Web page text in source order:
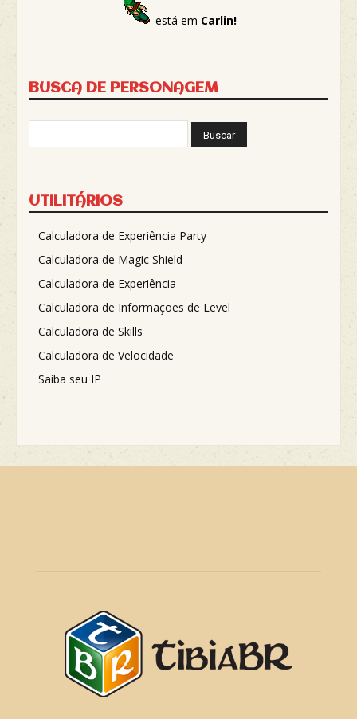
está em Carlin!
BUSCA DE PERSONAGEM
UTILITÁRIOS
Calculadora de Experiência Party
Calculadora de Magic Shield
Calculadora de Experiência
Calculadora de Informações de Level
Calculadora de Skills
Calculadora de Velocidade
Saiba seu IP